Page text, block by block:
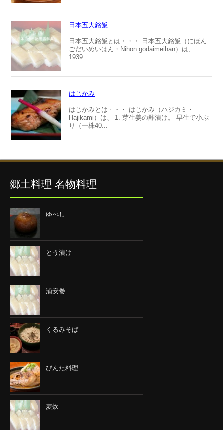
日本五大銘飯
日本五大銘飯とは・・・ 日本五大銘飯（にほん
ごだいめいはん・Nihon godaimeihan）は、
1939...
はじかみ
はじかみとは・・・ はじかみ（ハジカミ・
Hajikami）は、 1. 芽生姜の酢漬け。 早生で小ぶ
り（一株40...
郷土料理 名物料理
ゆべし
とう漬け
浦安巻
くるみそば
びんた料理
麦炊